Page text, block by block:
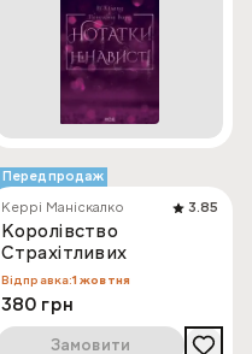
Передпродаж
Керрі Маніскалко
3.85
Королівство
Страхітливих
Відправка:1 жовтня
380 грн
Замовити